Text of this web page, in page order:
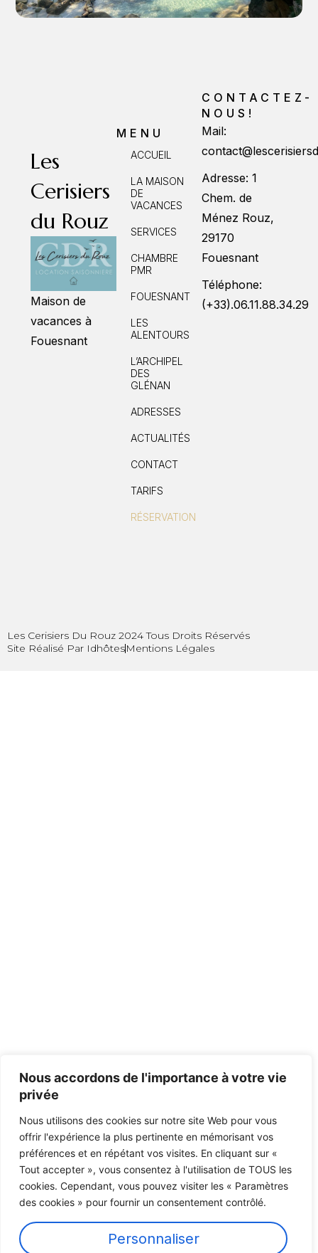
Nous accordons de l'importance à votre vie
privée
Nous utilisons des cookies sur notre site Web pour vous
offrir l'expérience la plus pertinente en mémorisant vos
préférences et en répétant vos visites. En cliquant sur «
Tout accepter », vous consentez à l'utilisation de TOUS les
cookies. Cependant, vous pouvez visiter les « Paramètres
des cookies » pour fournir un consentement contrôlé.
Personnaliser
Les
Cerisiers
du Rouz
Maison de
vacances à
Fouesnant
MENU
ACCUEIL
LA MAISON
DE
VACANCES
SERVICES
CHAMBRE
PMR
FOUESNANT
LES
ALENTOURS
L’ARCHIPEL
DES
GLÉNAN
ADRESSES
ACTUALITÉS
CONTACT
TARIFS
RÉSERVATION
CONTACTEZ-
NOUS!
Mail:
Adresse: 1
Chem. de
Ménez Rouz,
29170
Fouesnant
Téléphone:
(+33).06.11.88.34.29
Les Cerisiers Du Rouz 2024 Tous Droits Réservés
Site Réalisé Par IdhôtesMentions Légales